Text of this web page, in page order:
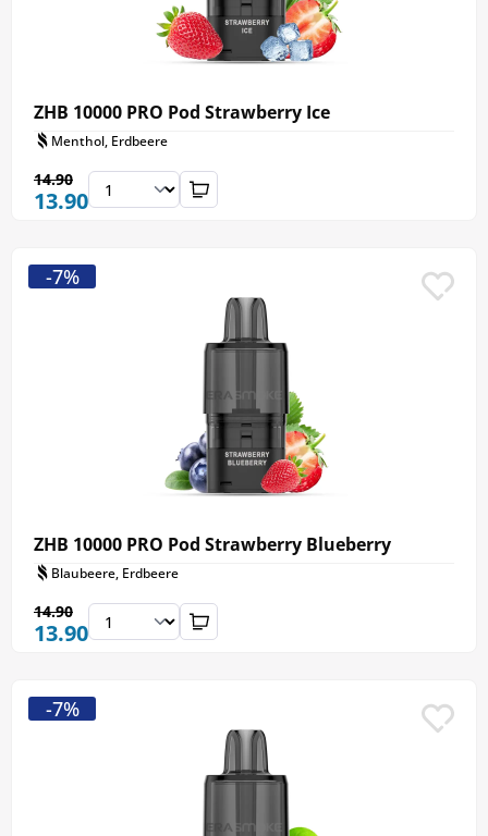
ZHB 10000 PRO Pod Strawberry Ice
Menthol, Erdbeere
13.90
14.90
ZHB 10000 PRO Pod Strawberry Blueberry
Blaubeere, Erdbeere
13.90
14.90
-7%
-7%